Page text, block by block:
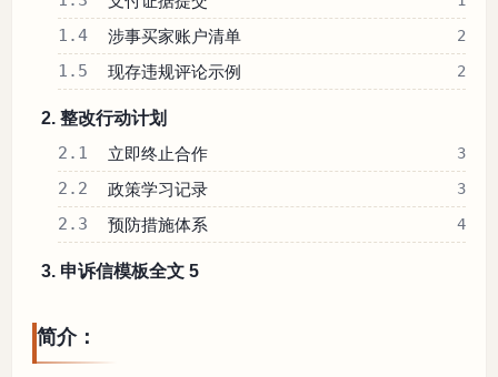
1.4 涉事买家账户清单 2
1.5 现存违规评论示例 2
2. 整改行动计划
2.1 立即终止合作 3
2.2 政策学习记录 3
2.3 预防措施体系 4
3. 申诉信模板全文 5
简介：